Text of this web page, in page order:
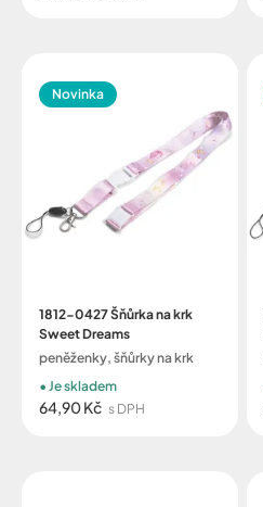
Novinka
1812-0427 Šňůrka na krk
Sweet Dreams
peněženky, šňůrky na krk
64,90 Kč s DPH
Je skladem